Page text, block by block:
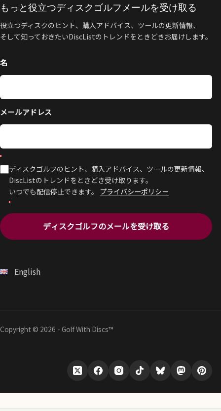
もっと役立つディスクゴルフメールを受け取る
役立つディスクのヒント、購入アドバイス、ツールの更新情報、
そして知っておきたいDiscListのトレンドをときどきお届けします。
名
メールアドレス
ディスクゴルフのヒント、購入アドバイス、ツールの更新情報、
DiscListのトレンドをときどき受け取ります。
いつでも配信停止できます。 プライバシーポリシー
ディスクゴルフのメールを受け取る
English
Copyright © 2026 - Golf With Discs™